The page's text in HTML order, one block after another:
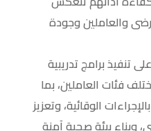
والعاملين وجودة
برامج تدريبية
فئات العاملين، بما
الوقائية، وتعزيز
وبناء بيئة صحية آمنة